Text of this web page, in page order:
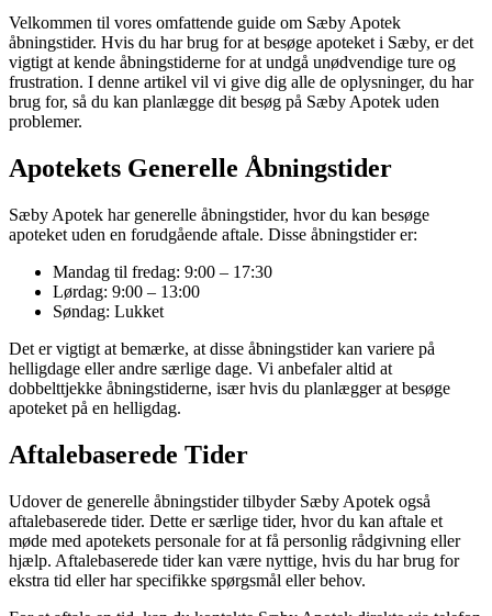
Velkommen til vores omfattende guide om Sæby Apotek
åbningstider. Hvis du har brug for at besøge apoteket i Sæby, er det
vigtigt at kende åbningstiderne for at undgå unødvendige ture og
frustration. I denne artikel vil vi give dig alle de oplysninger, du har
brug for, så du kan planlægge dit besøg på Sæby Apotek uden
problemer.
Apotekets Generelle Åbningstider
Sæby Apotek har generelle åbningstider, hvor du kan besøge
apoteket uden en forudgående aftale. Disse åbningstider er:
Mandag til fredag: 9:00 – 17:30
Lørdag: 9:00 – 13:00
Søndag: Lukket
Det er vigtigt at bemærke, at disse åbningstider kan variere på
helligdage eller andre særlige dage. Vi anbefaler altid at
dobbelttjekke åbningstiderne, især hvis du planlægger at besøge
apoteket på en helligdag.
Aftalebaserede Tider
Udover de generelle åbningstider tilbyder Sæby Apotek også
aftalebaserede tider. Dette er særlige tider, hvor du kan aftale et
møde med apotekets personale for at få personlig rådgivning eller
hjælp. Aftalebaserede tider kan være nyttige, hvis du har brug for
ekstra tid eller har specifikke spørgsmål eller behov.